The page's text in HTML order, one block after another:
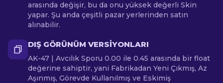
arasında değişir, bu da onu yüksek değerli Skin
yapar. Şu anda çeşitli pazar yerlerinden satın
alınabilir.
DIŞ GÖRÜNÜM VERSIYONLARI
AK-47 | Avcılık Sporu 0.00 ile 0.45 arasında bir float
değerine sahiptir, yani Fabrikadan Yeni Çıkmış, Az
Aşınmış, Görevde Kullanılmış ve Eskimiş